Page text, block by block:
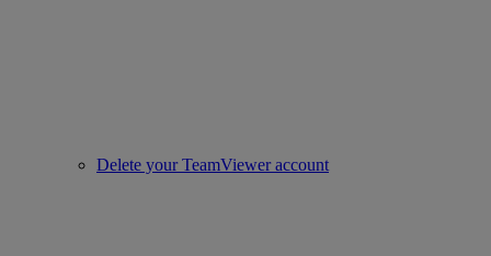
Delete your TeamViewer account